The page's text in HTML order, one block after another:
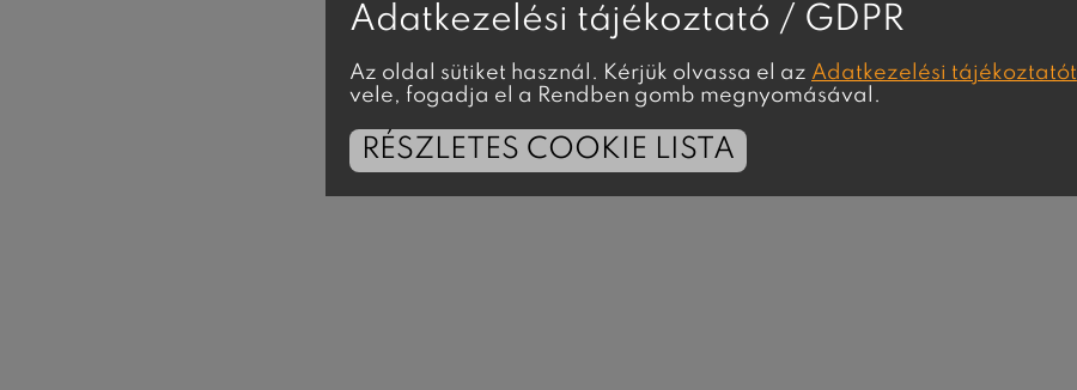
Adatkezelési tájékoztató / GDPR
Az oldal sütiket használ. Kérjük olvassa el az Adatkezelési tájékoztatót
vele, fogadja el a Rendben gomb megnyomásával.
RÉSZLETES COOKIE LISTA